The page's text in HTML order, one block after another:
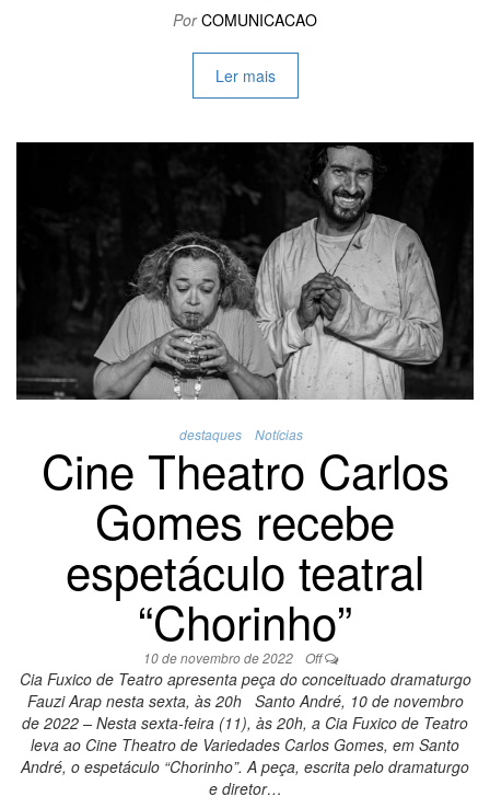
Por COMUNICACAO
Ler mais
destaques Notícias
Cine Theatro Carlos
Gomes recebe
espetáculo teatral
“Chorinho”
10 de novembro de 2022 Off
Cia Fuxico de Teatro apresenta peça do conceituado dramaturgo
Fauzi Arap nesta sexta, às 20h Santo André, 10 de novembro
de 2022 – Nesta sexta-feira (11), às 20h, a Cia Fuxico de Teatro
leva ao Cine Theatro de Variedades Carlos Gomes, em Santo
André, o espetáculo “Chorinho”. A peça, escrita pelo dramaturgo
e diretor…